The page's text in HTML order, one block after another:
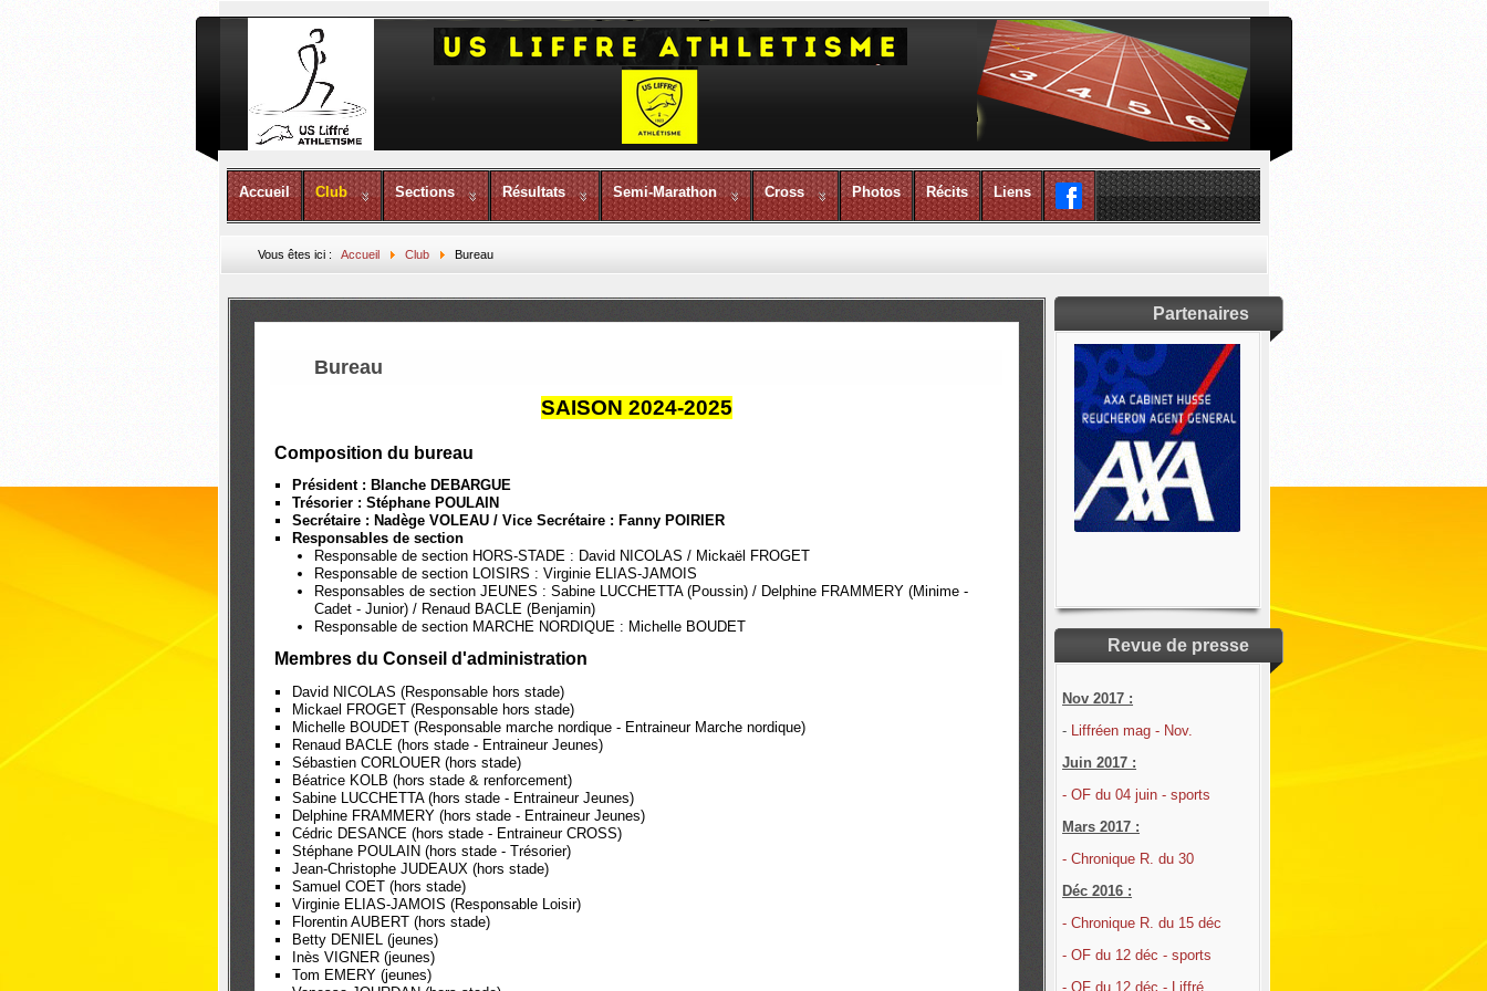
Accueil Club Sections Résultats Semi-Marathon Cross Photos Récits Liens
Vous êtes ici :Accueil Club Bureau
Bureau
SAISON 2024-2025
Composition du bureau
Président : Blanche DEBARGUE
Trésorier : Stéphane POULAIN
Secrétaire : Nadège VOLEAU / Vice Secrétaire : Fanny POIRIER
Responsables de section
Responsable de section HORS-STADE : David NICOLAS / Mickaël FROGET
Responsable de section LOISIRS : Virginie ELIAS-JAMOIS
Responsables de section JEUNES : Sabine LUCCHETTA (Poussin) / Delphine FRAMMERY (Minime -
Cadet - Junior) / Renaud BACLE (Benjamin)
Responsable de section MARCHE NORDIQUE : Michelle BOUDET
Membres du Conseil d'administration
David NICOLAS (Responsable hors stade)
Mickael FROGET (Responsable hors stade)
Michelle BOUDET (Responsable marche nordique - Entraineur Marche nordique)
Renaud BACLE (hors stade - Entraineur Jeunes)
Sébastien CORLOUER (hors stade)
Béatrice KOLB (hors stade & renforcement)
Sabine LUCCHETTA (hors stade - Entraineur Jeunes)
Delphine FRAMMERY (hors stade - Entraineur Jeunes)
Cédric DESANCE (hors stade - Entraineur CROSS)
Stéphane POULAIN (hors stade - Trésorier)
Jean-Christophe JUDEAUX (hors stade)
Samuel COET (hors stade)
Virginie ELIAS-JAMOIS (Responsable Loisir)
Florentin AUBERT (hors stade)
Betty DENIEL (jeunes)
Inès VIGNER (jeunes)
Tom EMERY (jeunes)
Partenaires
Revue de presse
Nov 2017 :
- Liffréen mag - Nov.
Juin 2017 :
- OF du 04 juin - sports
Mars 2017 :
- Chronique R. du 30
Déc 2016 :
- Chronique R. du 15 déc
- OF du 12 déc - sports
- OF du 12 déc - Liffré